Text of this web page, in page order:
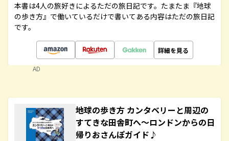
本書は4人の旅好きによるただの旅日記です。たまたま『地球
の歩き方』で働いているだけで書いてある内容はただの旅日記
です。
詳細を見る
AD
地球の歩き方 カンタベリーと周辺の
すてきな田舎町へ～ロンドンからの日
帰りおさんぽガイド♪